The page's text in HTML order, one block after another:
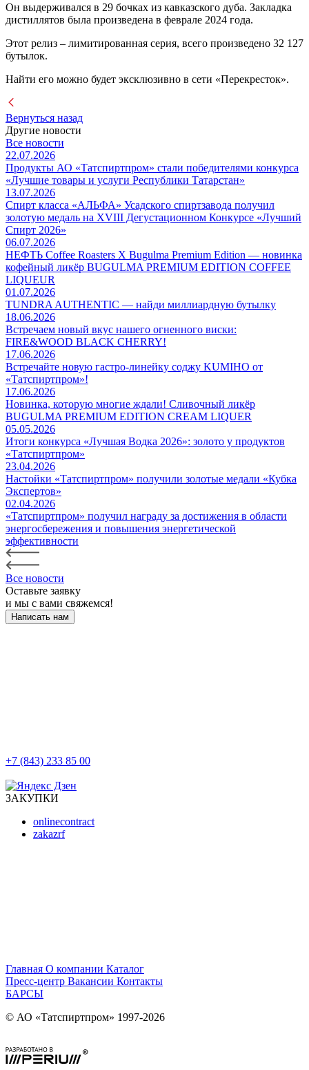
Он выдерживался в 29 бочках из кавказского дуба. Закладка
дистиллятов была произведена в феврале 2024 года.
Этот релиз – лимитированная серия, всего произведено 32 127
бутылок.
Найти его можно будет эксклюзивно в сети «Перекресток».
Вернуться назад
Другие новости
Все новости
22.07.2026
Продукты АО «Татспиртпром» стали победителями конкурса
«Лучшие товары и услуги Республики Татарстан»
13.07.2026
Спирт класса «АЛЬФА» Усадского спиртзавода получил
золотую медаль на XVIII Дегустационном Конкурсе «Лучший
Спирт 2026»
06.07.2026
НЕФТЬ Coffee Roasters Х Bugulma Premium Edition — новинка
кофейный ликёр BUGULMA PREMIUM EDITION COFFEE
LIQUEUR
01.07.2026
TUNDRA AUTHENTIC — найди миллиардную бутылку
18.06.2026
Встречаем новый вкус нашего огненного виски:
FIRE&WOOD BLACK CHERRY!
17.06.2026
Встречайте новую гастро-линейку соджу KUMIHO от
«Татспиртпром»!
17.06.2026
Новинка, которую многие ждали! Сливочный ликёр
BUGULMA PREMIUM EDITION CREAM LIQUER
05.05.2026
Итоги конкурса «Лучшая Водка 2026»: золото у продуктов
«Татспиртпром»
23.04.2026
Настойки «Татспиртпром» получили золотые медали «Кубка
Экспертов»
02.04.2026
«Татспиртпром» получил награду за достижения в области
энергосбережения и повышения энергетической
эффективности
Все новости
Оставьте заявку
и мы с вами свяжемся!
Написать нам
+7 (843) 233 85 00
ЗАКУПКИ
onlinecontract
zakazrf
Главная О компании Каталог
Пресс-центр Вакансии Контакты
БАРСЫ
© АО «Татспиртпром» 1997-2026